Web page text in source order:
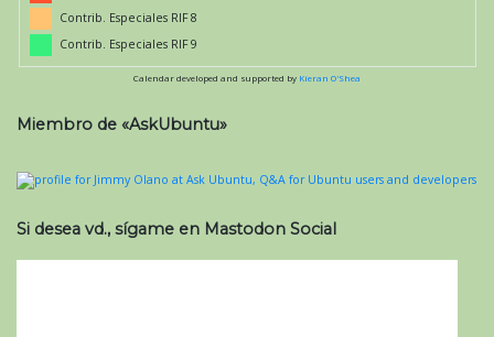
Contrib. Especiales RIF 8
Contrib. Especiales RIF 9
Calendar developed and supported by Kieran O'Shea
Miembro de «AskUbuntu»
Si desea vd., sígame en Mastodon Social